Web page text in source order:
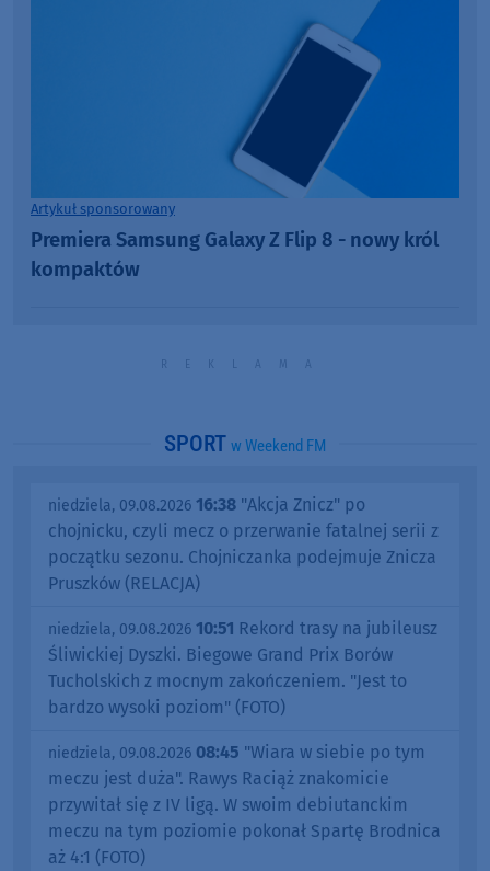
Artykuł sponsorowany
Premiera Samsung Galaxy Z Flip 8 - nowy król
kompaktów
SPORT w Weekend FM
niedziela, 09.08.2026 16:38 "Akcja Znicz" po
chojnicku, czyli mecz o przerwanie fatalnej serii z
początku sezonu. Chojniczanka podejmuje Znicza
Pruszków (RELACJA)
niedziela, 09.08.2026 10:51 Rekord trasy na jubileusz
Śliwickiej Dyszki. Biegowe Grand Prix Borów
Tucholskich z mocnym zakończeniem. "Jest to
bardzo wysoki poziom" (FOTO)
niedziela, 09.08.2026 08:45 "Wiara w siebie po tym
meczu jest duża". Rawys Raciąż znakomicie
przywitał się z IV ligą. W swoim debiutanckim
meczu na tym poziomie pokonał Spartę Brodnica
aż 4:1 (FOTO)